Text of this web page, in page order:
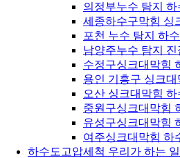
의정부누수 탐지 하
세종하수구막힘 싱
포천 누수 탐지 하
남양주누수 탐지 진
수정구싱크대막힘
용인 기흥구 싱크
오산 싱크대막힘
중원구싱크대막힘
유성구싱크대막힘
여주싱크대막힘 하
하수도고압세척 우리가 하는 일